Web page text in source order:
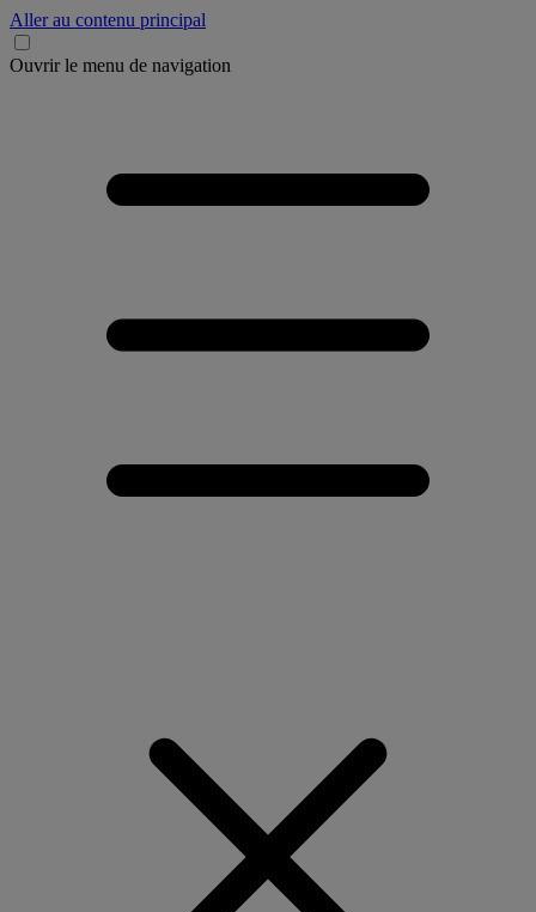
Aller au contenu principal
Ouvrir le menu de navigation